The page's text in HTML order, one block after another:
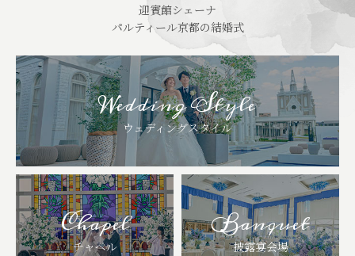
迎賓館シェーナ
パルティール京都の結婚式
Wedding Style
ウェディングスタイル
Chapel
チャペル
Banquet
披露宴会場